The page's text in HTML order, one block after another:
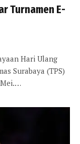
Turnamen E-
Hari Ulang
Surabaya (TPS)
Mei.…